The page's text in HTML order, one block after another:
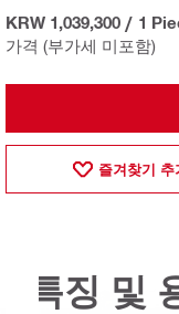
가격 (부가세 미포함)
KRW 1,039,300 / 1
즐겨찾기 추
특징 및